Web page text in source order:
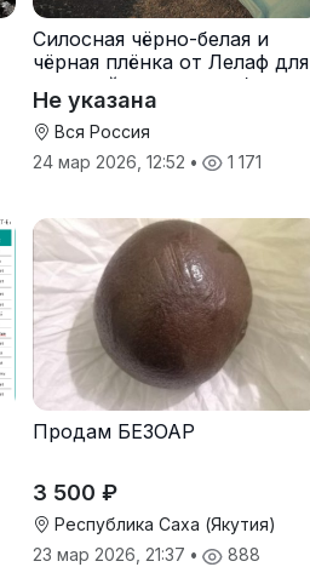
Силосная чёрно-белая и
чёрная плёнка от Лелаф для
траншей и ям силоса/сенажа
Не указана
Вся Россия
24 мар 2026, 12:52 • 1 171
Продам БЕЗОАР
3 500 ₽
Республика Саха (Якутия)
23 мар 2026, 21:37 • 888